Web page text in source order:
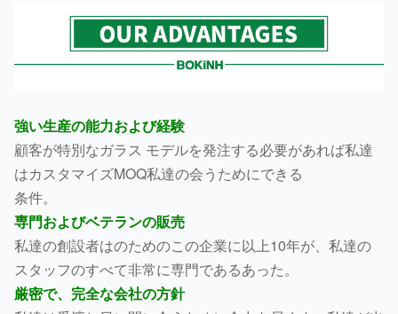
強い生産の能力および経験
顧客が特別なガラス モデルを発注する必要があれば私達
はカスタマイズMOQ私達の会うためにできる
条件。
専門およびベテランの販売
私達の創設者はのためのこの企業に以上10年が、私達の
スタッフのすべて非常に専門であるあった。
厳密で、完全な会社の方針